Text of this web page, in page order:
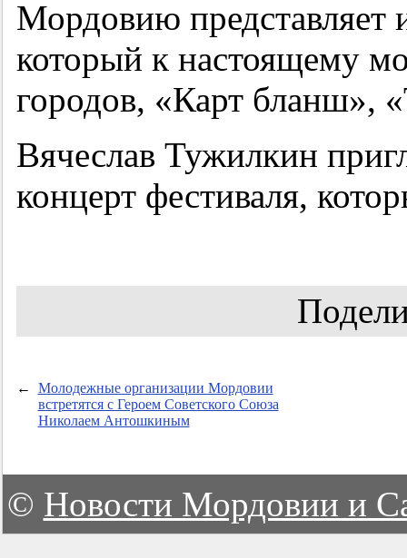
Мордовию представляет
который к настоящему
городов, «Карт бланш»,
Вячеслав Тужилкин
концерт фестиваля,
←
Молодежные организации Мордовии
встретятся с Героем Советского Союза
Николаем Антошкиным
© Новости Мордовии и